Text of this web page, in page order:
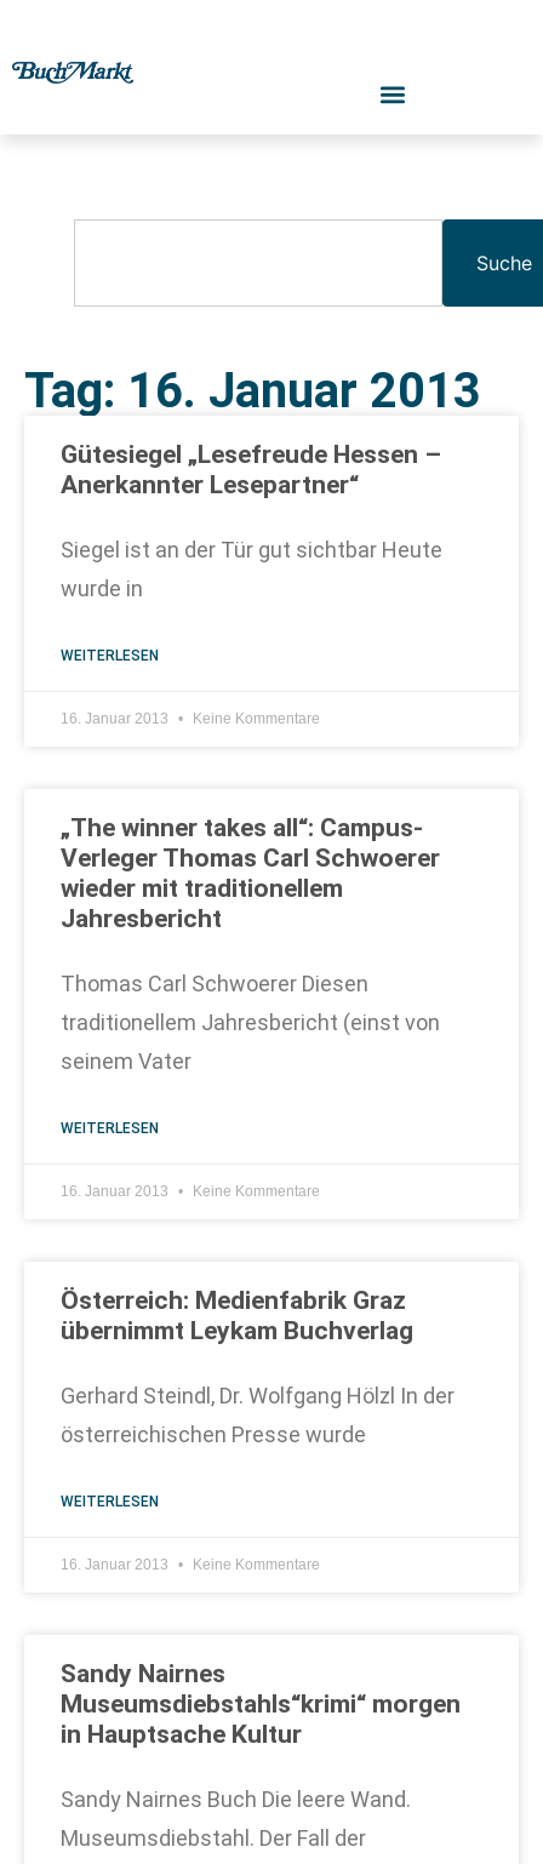
Suche
Tag: 16. Januar 2013
Gütesiegel „Lesefreude Hessen –
Anerkannter Lesepartner“
Siegel ist an der Tür gut sichtbar Heute
wurde in
WEITERLESEN
16. Januar 2013 Keine Kommentare
„The winner takes all“: Campus-
Verleger Thomas Carl Schwoerer
wieder mit traditionellem
Jahresbericht
Thomas Carl Schwoerer Diesen
traditionellem Jahresbericht (einst von
seinem Vater
WEITERLESEN
16. Januar 2013 Keine Kommentare
Österreich: Medienfabrik Graz
übernimmt Leykam Buchverlag
Gerhard Steindl, Dr. Wolfgang Hölzl In der
österreichischen Presse wurde
WEITERLESEN
16. Januar 2013 Keine Kommentare
Sandy Nairnes
Museumsdiebstahls“krimi“ morgen
in Hauptsache Kultur
Sandy Nairnes Buch Die leere Wand.
Museumsdiebstahl. Der Fall der